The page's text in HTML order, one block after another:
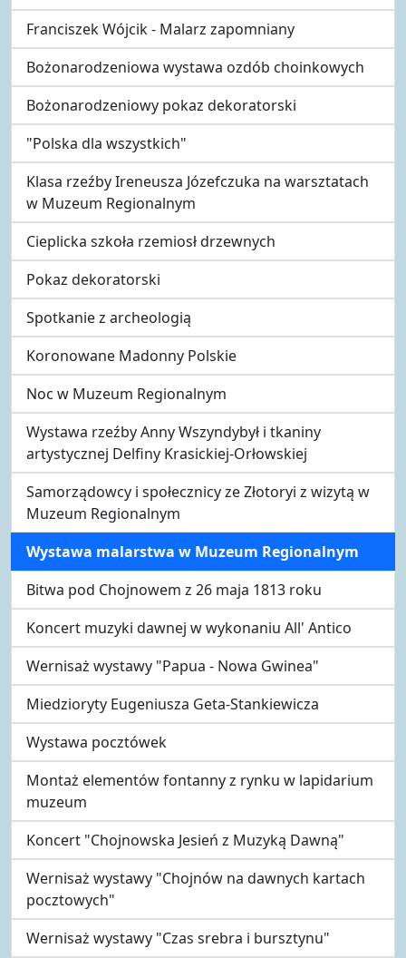
Franciszek Wójcik - Malarz zapomniany
Bożonarodzeniowa wystawa ozdób choinkowych
Bożonarodzeniowy pokaz dekoratorski
"Polska dla wszystkich"
Klasa rzeźby Ireneusza Józefczuka na warsztatach
w Muzeum Regionalnym
Cieplicka szkoła rzemiosł drzewnych
Pokaz dekoratorski
Spotkanie z archeologią
Koronowane Madonny Polskie
Noc w Muzeum Regionalnym
Wystawa rzeźby Anny Wszyndybył i tkaniny
artystycznej Delfiny Krasickiej-Orłowskiej
Samorządowcy i społecznicy ze Złotoryi z wizytą w
Muzeum Regionalnym
Wystawa malarstwa w Muzeum Regionalnym
Bitwa pod Chojnowem z 26 maja 1813 roku
Koncert muzyki dawnej w wykonaniu All' Antico
Wernisaż wystawy "Papua - Nowa Gwinea"
Miedzioryty Eugeniusza Geta-Stankiewicza
Wystawa pocztówek
Montaż elementów fontanny z rynku w lapidarium
muzeum
Koncert "Chojnowska Jesień z Muzyką Dawną"
Wernisaż wystawy "Chojnów na dawnych kartach
pocztowych"
Wernisaż wystawy "Czas srebra i bursztynu"